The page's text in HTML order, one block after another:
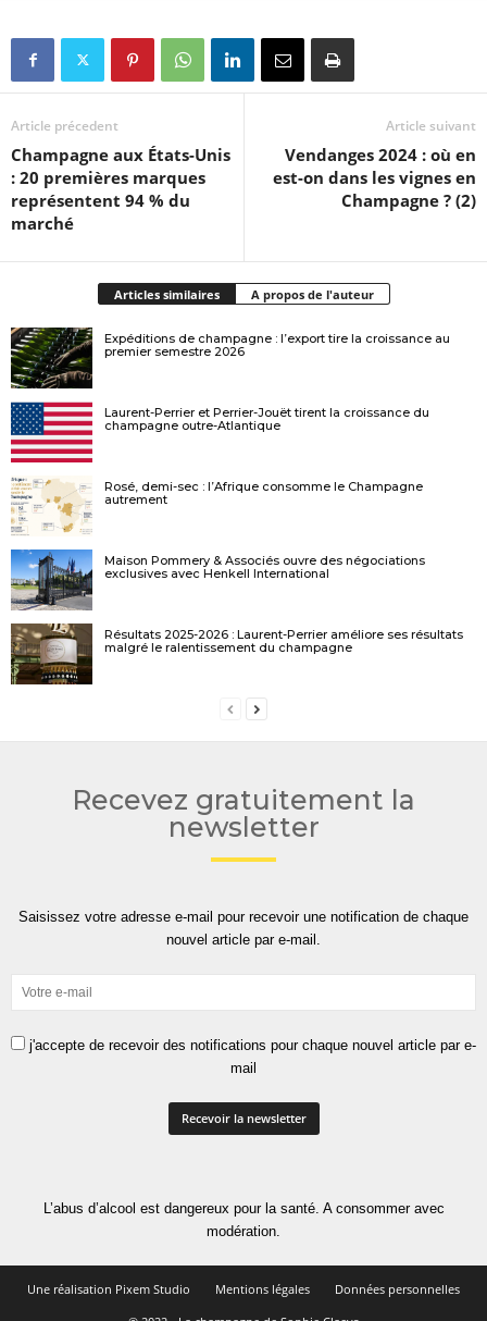
Article précedent
Champagne aux États-Unis
: 20 premières marques
représentent 94 % du
marché
Article suivant
Vendanges 2024 : où en
est-on dans les vignes en
Champagne ? (2)
Articles similaires A propos de l'auteur
Expéditions de champagne : l’export tire la croissance au
premier semestre 2026
Laurent-Perrier et Perrier-Jouët tirent la croissance du
champagne outre-Atlantique
Rosé, demi-sec : l’Afrique consomme le Champagne
autrement
Maison Pommery & Associés ouvre des négociations
exclusives avec Henkell International
Résultats 2025-2026 : Laurent-Perrier améliore ses résultats
malgré le ralentissement du champagne
Recevez gratuitement la
newsletter
Saisissez votre adresse e-mail pour recevoir une notification de chaque
nouvel article par e-mail.
j'accepte de recevoir des notifications pour chaque nouvel article par e-
mail
L’abus d’alcool est dangereux pour la santé. A consommer avec
modération.
Une réalisation Pixem Studio Mentions légales
Données personnelles